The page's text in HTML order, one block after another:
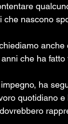
che nascono
che ha
ha
quotidiano